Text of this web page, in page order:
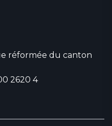
réformée du canton
2620 4